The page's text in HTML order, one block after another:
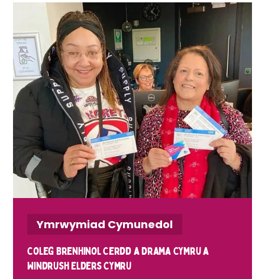
Ymrwymiad Cymunedol
Coleg Brenhinol Cerdd a Drama Cymru a
Windrush Elders Cymru